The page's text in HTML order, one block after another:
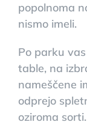
popolnoma
nismo imeli.
Po parku
table, na
nameščene
odprejo
oziroma sorti.